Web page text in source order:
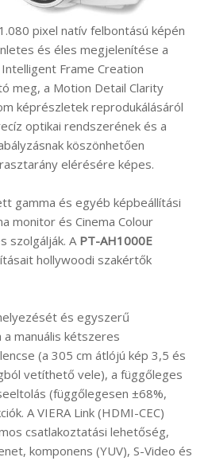
pixel natív felbontású képén
és éles megjelenítése a
Frame Creation
meg, a Motion Detail Clarity
képrészletek reprodukálásáról
optikai rendszerének és a
köszönhetően
elérésére képes.
gamma és egyéb képbeállítási
monitor és Cinema Colour
szolgálják. A PT-AH1000E
hollywoodi szakértők
és egyszerű
manuális kétszeres
(a 305 cm átlójú kép 3,5 és
vetíthető vele), a függőleges
(függőlegesen ±68%,
A VIERA Link (HDMI-CEC)
csatlakoztatási lehetőség,
komponens (YUV), S-Video és